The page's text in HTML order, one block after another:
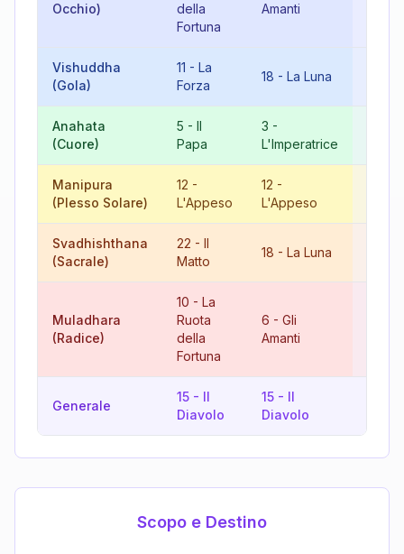
Occhio)
della
Fortuna
Amanti
Vishuddha
(Gola)
11 - La
Forza
18 - La Luna
Anahata
(Cuore)
5 - Il
Papa
3 -
L'Imperatrice
Manipura
(Plesso Solare)
12 -
L'Appeso
12 -
L'Appeso
Svadhishthana
(Sacrale)
22 - Il
Matto
18 - La Luna
Muladhara
(Radice)
10 - La
Ruota
della
Fortuna
6 - Gli
Amanti
Generale
15 - Il
Diavolo
15 - Il
Diavolo
Scopo e Destino